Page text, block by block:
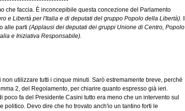
che faccia. È inconcepibile questa concezione del Parlamento
e Libertà per l'Italia e di deputati del gruppo Popolo della Libertà).
alle parti (Applausi dei deputati dei gruppi Unione di Centro, Popolo
e Iniziativa Responsabile).
utilizzare tutti i cinque minuti. Sarò estremamente breve, perché
2, del Regolamento, per chiarire quanto espresso già ieri.
fa del Presidente Casini tutto era meno che un intervento sul
Devo dire che ho trovato anch'io un tantino forti le